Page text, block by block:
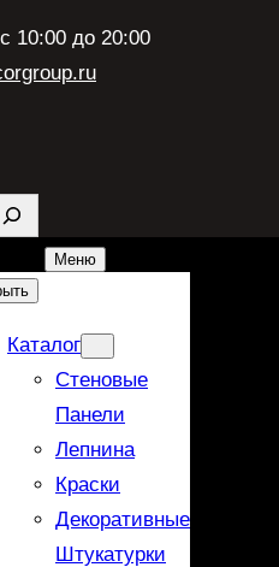
10:00 до 20:00
Меню
Каталог
Стеновые
Панели
Лепнина
Краски
Декоративные
Штукатурки